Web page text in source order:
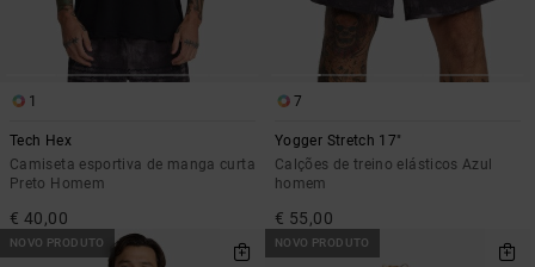
1
Tech Hex
Camiseta esportiva de manga curta
Preto Homem
€ 40,00
7
Yogger Stretch 17"
Calções de treino elásticos Azul
homem
€ 55,00
NOVO PRODUTO NOVO PRODUTO